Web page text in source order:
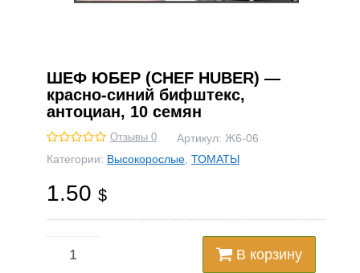
ШЕФ ЮБЕР (CHEF HUBER) —
красно-синий бифштекс,
антоциан, 10 семян
Отзывы 0 Артикул: Ж6-06
Категории: Высокорослые ТОМАТЫ
1.50 $
В корзину